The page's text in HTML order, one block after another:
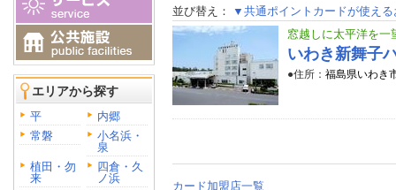
エリアから探す
平
内郷
常磐
小名浜・
泉
植田・勿
来
四倉・久
ノ浜
並び替え：
▼共通ポイントカードが使える
窓越しに太平洋を一
いわき新舞子
●住所： 福島県いわき
カード加盟店一覧